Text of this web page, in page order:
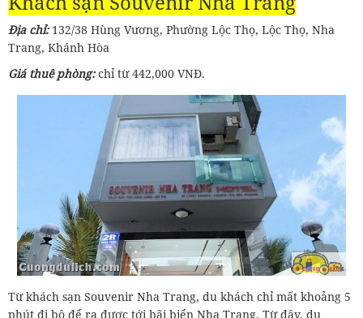
Địa chỉ:132/38 Hùng Vương, Phường Lộc Thọ, Lộc Thọ, Nha
Trang, Khánh Hòa
Giá thuê phòng:chỉ từ 442,000 VNĐ.
Từ khách sạn Souvenir Nha Trang, du khách chỉ mất khoảng 5
phút đi bộ để ra được tới bãi biển Nha Trang. Từ đây, du